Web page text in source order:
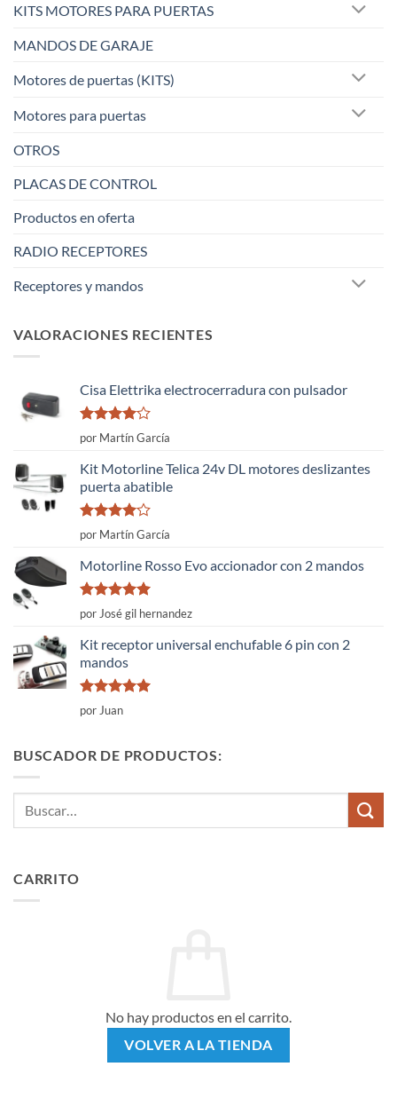
KITS MOTORES PARA PUERTAS
MANDOS DE GARAJE
Motores de puertas (KITS)
Motores para puertas
OTROS
PLACAS DE CONTROL
Productos en oferta
RADIO RECEPTORES
Receptores y mandos
VALORACIONES RECIENTES
Cisa Elettrika electrocerradura con pulsador
Valorado
con
5
por Martín García
Kit Motorline Telica 24v DL motores deslizantes
puerta abatible
Valorado
con
5
por Martín García
Motorline Rosso Evo accionador con 2 mandos
Valorado
con
de 5
por José gil hernandez
Kit receptor universal enchufable 6 pin con 2
mandos
Valorado
con
por Juan
BUSCADOR DE PRODUCTOS:
CARRITO
No hay productos en el carrito.
VOLVER A LA TIENDA